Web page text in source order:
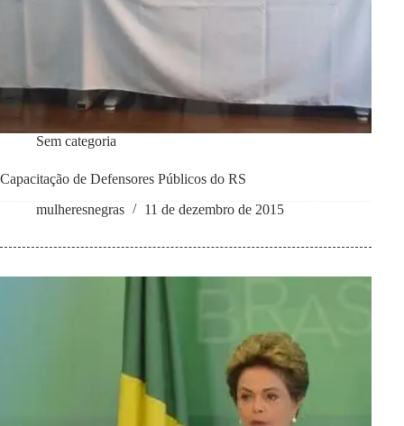
Sem categoria
Capacitação de Defensores Públicos do RS
mulheresnegras
11 de dezembro de 2015